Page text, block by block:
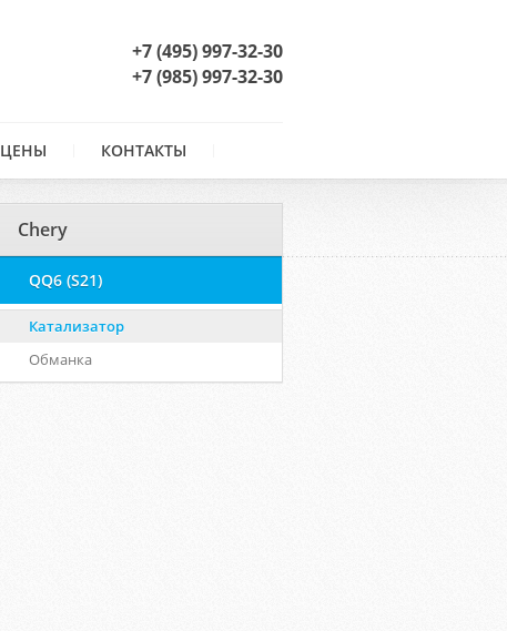
+7 (495) 997-32-30
+7 (985) 997-32-30
ЦЕНЫ КОНТАКТЫ
Chery
QQ6 (S21)
Катализатор
Обманка